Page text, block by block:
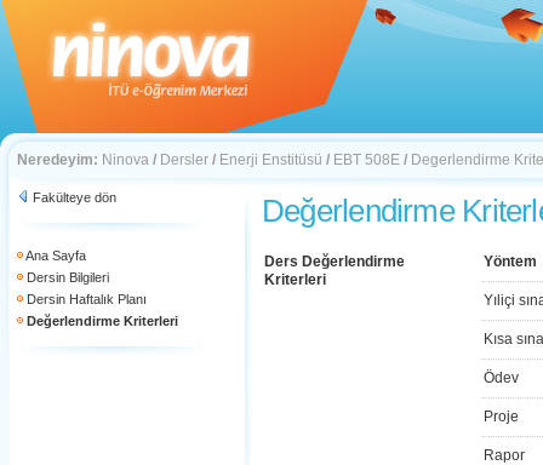
Neredeyim: Ninova / Dersler / Enerji Enstitüsü / EBT 508E / Degerlendirme
Fakülteye dön
Ana Sayfa
Dersin Bilgileri
Dersin Haftalık Planı
Değerlendirme Kriterleri
Değerlendirme
Ders Değerlendirme
Kriterleri
Yöntem
Yıliçi
Kısa
Ödev
Proje
Rapor